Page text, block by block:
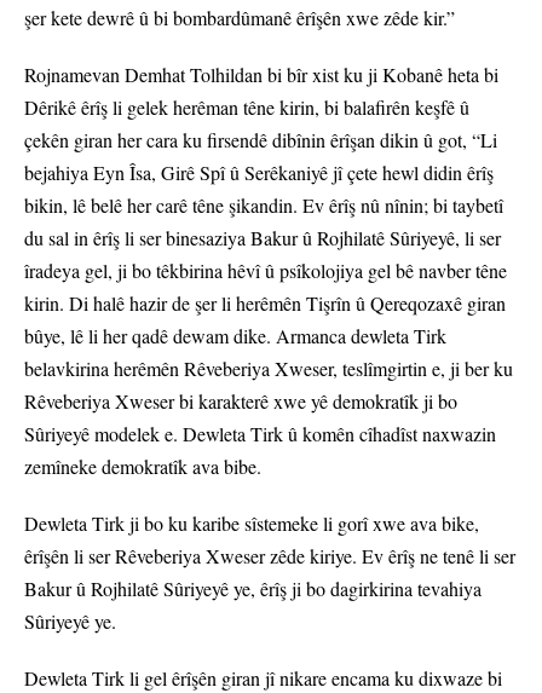
şer kete dewrê û bi bombardûmanê êrîşên xwe zêde kir.”
Rojnamevan Demhat Tolhildan bi bîr xist ku ji Kobanê heta bi
Dêrikê êrîş li gelek herêman têne kirin, bi balafirên keşfê û
çekên giran her cara ku firsendê dibînin êrîşan dikin û got, “Li
bejahiya Eyn Îsa, Girê Spî û Serêkaniyê jî çete hewl didin êrîş
bikin, lê belê her carê têne şikandin. Ev êrîş nû nînin; bi taybetî
du sal in êrîş li ser binesaziya Bakur û Rojhilatê Sûriyeyê, li ser
îradeya gel, ji bo têkbirina hêvî û psîkolojiya gel bê navber têne
kirin. Di halê hazir de şer li herêmên Tişrîn û Qereqozaxê giran
bûye, lê li her qadê dewam dike. Armanca dewleta Tirk
belavkirina herêmên Rêveberiya Xweser, teslîmgirtin e, ji ber ku
Rêveberiya Xweser bi karakterê xwe yê demokratîk ji bo
Sûriyeyê modelek e. Dewleta Tirk û komên cîhadîst naxwazin
zemîneke demokratîk ava bibe.
Dewleta Tirk ji bo ku karibe sîstemeke li gorî xwe ava bike,
êrîşên li ser Rêveberiya Xweser zêde kiriye. Ev êrîş ne tenê li ser
Bakur û Rojhilatê Sûriyeyê ye, êrîş ji bo dagirkirina tevahiya
Sûriyeyê ye.
Dewleta Tirk li gel êrîşên giran jî nikare encama ku dixwaze bi